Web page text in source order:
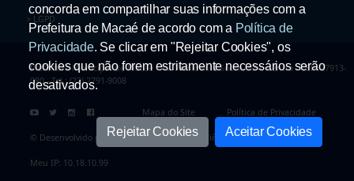
> LGPD
Prefeitura Municipal de Macaé - Av. Presidente Sodré, 534, Centro - CEP: 27913-
080 - Tel.: (22) 2791-9008
Mapa do Site Política de Privacidade
© Desenvolvido pela Secretaria Adjunta de Ciência e Tecnologia
Meu IP: 10.18.10.99
concorda em compartilhar suas informações com a
Prefeitura de Macaé de acordo com a Política de
Privacidade. Se clicar em "Rejeitar Cookies", os
cookies que não forem estritamente necessários serão
desativados.
Aceitar Cookies
Rejeitar Cookies